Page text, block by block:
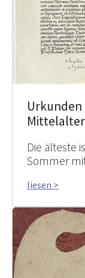
Urkunden
Die älteste
Sommer
liesen >